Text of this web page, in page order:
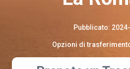
Pubblicato:
Opzioni di